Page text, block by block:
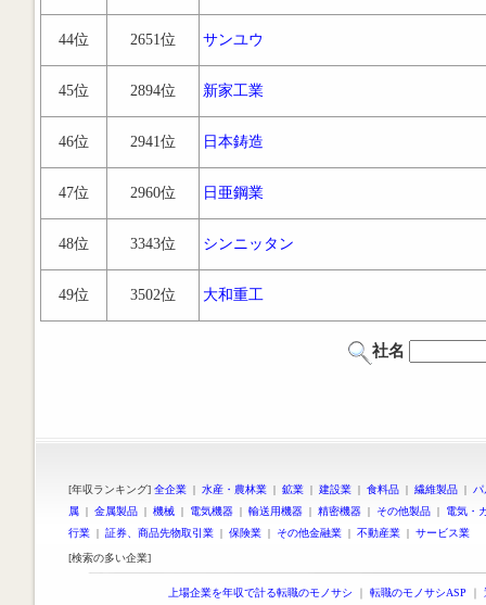
44位 2651位 サンユウ
45位 2894位 新家工業
46位 2941位 日本鋳造
47位 2960位 日亜鋼業
48位 3343位 シンニッタン
49位 3502位 大和重工
社名
[年収ランキング] 全企業 | 水産・農林業 | 鉱業 | 建設業 | 食料品 | 繊維製品 |
属 | 金属製品 | 機械 | 電気機器 | 輸送用機器 | 精密機器 | その他製品 | 電気・
行業 | 証券、商品先物取引業 | 保険業 | その他金融業 | 不動産業 | サービス業
[検索の多い企業]
上場企業を年収で計る転職のモノサシ ｜ 転職のモノサシASP ｜